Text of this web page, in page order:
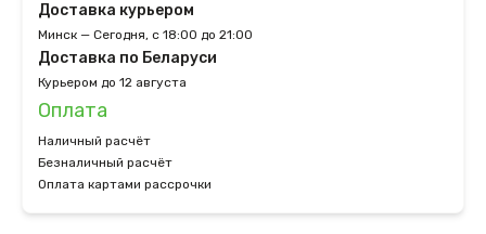
Доставка курьером
Минск — Сегодня, с 18:00 до 21:00
Доставка по Беларуси
Курьером до 12 августа
Оплата
Наличный расчёт
Безналичный расчёт
Оплата картами рассрочки